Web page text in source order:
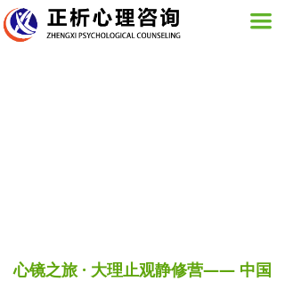
끀
网站首页
正析心理
心镜之旅 · 大理止观静修营—— 中国